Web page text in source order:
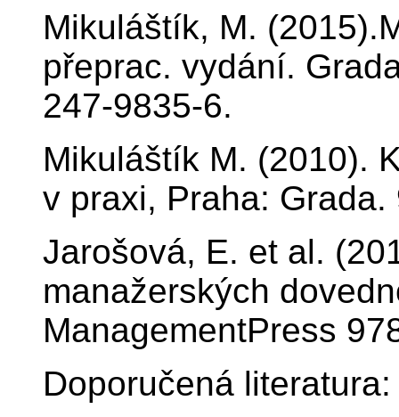
Mikuláštík, M.
přeprac. vydání.
247-9835-6.
Mikuláštík M. (2010).
v praxi, Praha:
Jarošová, E. et al.
manažerských
ManagementPress
Doporučená literatura: